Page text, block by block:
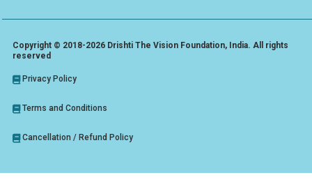
Copyright © 2018-2026 Drishti The Vision Foundation, India. All rights
reserved
Privacy Policy
Terms and Conditions
Cancellation / Refund Policy